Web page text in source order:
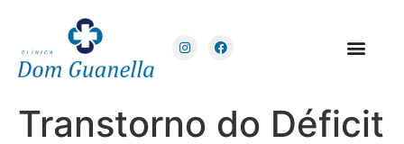
Transtorno do Déficit